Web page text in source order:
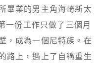
畢業的男主角海崎新太
一份工作只做了三個月
，成為一個尼特族。在
路上，遇上了自稱重生